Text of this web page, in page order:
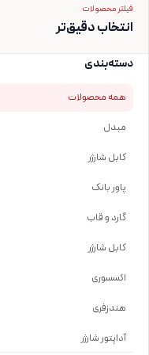
فیلتر محصولات
انتخاب دقیق‌تر
دسته‌بندی
همه محصولات
مبدل
کابل شارژر
پاور بانک
گارد و قاب
کابل شارژر
اکسسوری
هندزفری
آداپتور شارژر